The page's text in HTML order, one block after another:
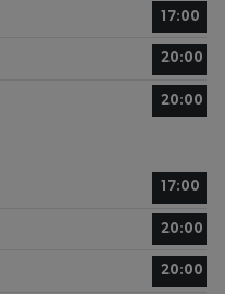
17:00
20:00
20:00
17:00
20:00
20:00